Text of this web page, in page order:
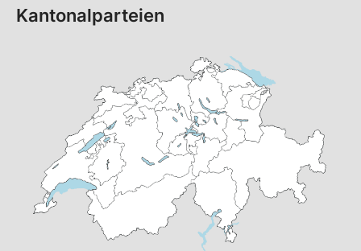
Kantonalparteien